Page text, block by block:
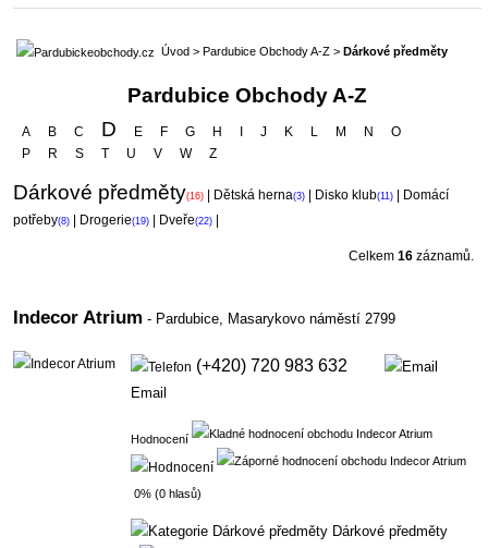
Úvod >Pardubice Obchody A-Z >Dárkové předměty
Pardubice Obchody A-Z
A B C D E F G H J K L M N
O
P
R S T U V W Z
Dárkové předměty(16) Dětská herna(3) Disko klub(11)
Domácí
potřeby(8) Drogerie(19) Dveře(22)
Celkem 16záznamů.
Indecor Atrium - Pardubice, Masarykovo náměstí 2799
(+420) 720 983 632
Email
Hodnocení
0% (0 hlasů)
Dárkové předměty